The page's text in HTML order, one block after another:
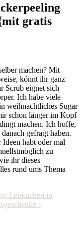
gratis
machen? Mit
könnt ihr ganz
Scrub eignet sich
Ich habe viele
weihnachtliches Sugar
schon länger im Kopf
machen. Ich hoffe,
gefragt haben.
habt oder mal
zu
ihr dieses
rund ums Thema